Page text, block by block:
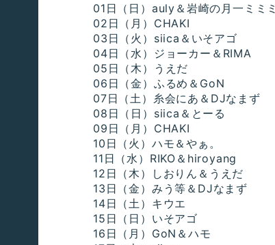
01日（日）auly＆岩崎の月一ミミミ
02日（月）CHAKI
03日（火）siica＆いそアゴ
04日（水）ジョーカー＆RIMA
05日（木）うえだ
06日（金）ふるめ＆GoN
07日（土）糸会にあ＆DJなまず
08日（日）siica＆とーる
09日（月）CHAKI
10日（火）ハモ＆やぁ。
11日（水）RIKO＆hiroyang
12日（木）しおりん＆うえだ
13日（金）みう等＆DJなまず
14日（土）キウエ
15日（日）いそアゴ
16日（月）GoN＆ハモ